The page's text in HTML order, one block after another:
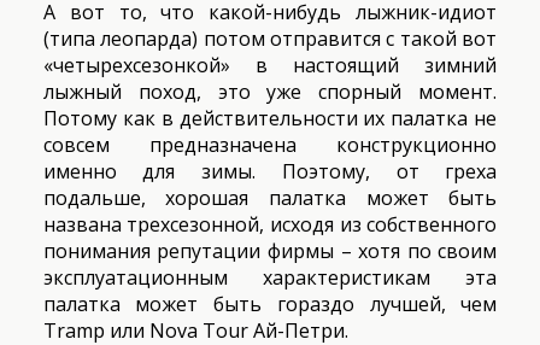
А вот то, что какой-нибудь лыжник-идиот
(типа леопарда) потом отправится с такой вот
«четырехсезонкой» в настоящий зимний
лыжный поход, это уже спорный момент.
Потому как в действительности их палатка не
совсем предназначена конструкционно
именно для зимы. Поэтому, от греха
подальше, хорошая палатка может быть
названа трехсезонной, исходя из собственного
понимания репутации фирмы – хотя по своим
эксплуатационным характеристикам эта
палатка может быть гораздо лучшей, чем
Tramp или Nova Tour Ай-Петри.